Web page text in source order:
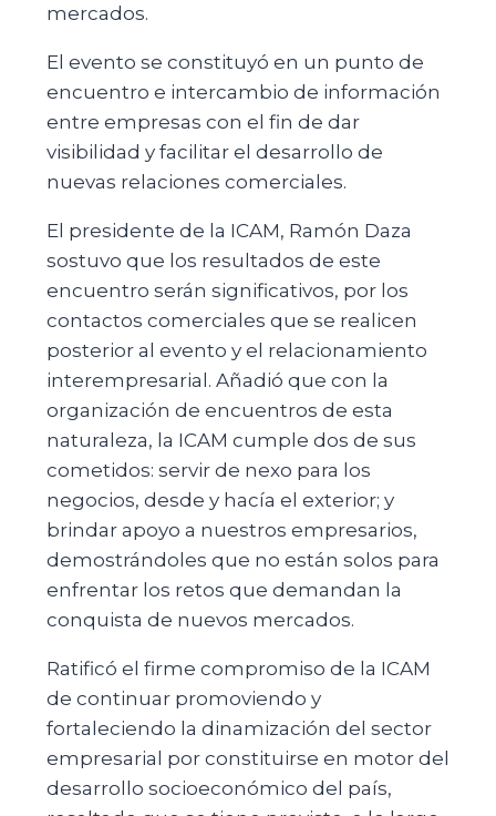
mercados.
El evento se constituyó en un punto de
encuentro e intercambio de información
entre empresas con el fin de dar
visibilidad y facilitar el desarrollo de
nuevas relaciones comerciales.
El presidente de la ICAM, Ramón Daza
sostuvo que los resultados de este
encuentro serán significativos, por los
contactos comerciales que se realicen
posterior al evento y el relacionamiento
interempresarial. Añadió que con la
organización de encuentros de esta
naturaleza, la ICAM cumple dos de sus
cometidos: servir de nexo para los
negocios, desde y hacía el exterior; y
brindar apoyo a nuestros empresarios,
demostrándoles que no están solos para
enfrentar los retos que demandan la
conquista de nuevos mercados.
Ratificó el firme compromiso de la ICAM
de continuar promoviendo y
fortaleciendo la dinamización del sector
empresarial por constituirse en motor del
desarrollo socioeconómico del país,